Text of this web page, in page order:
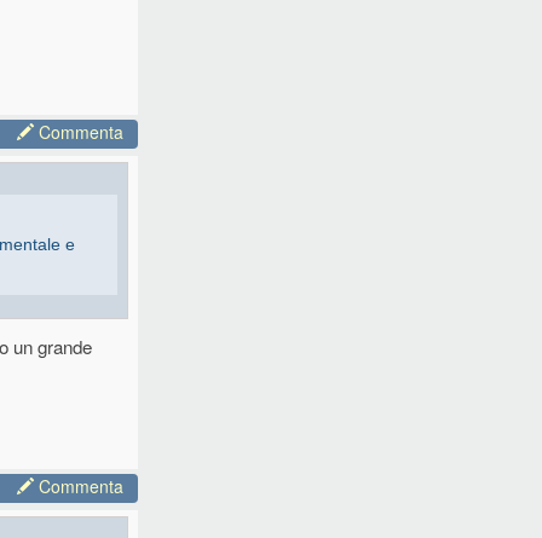
Commenta
e
un grande
Commenta